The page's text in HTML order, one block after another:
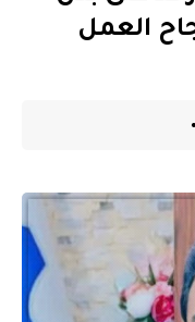
العمل